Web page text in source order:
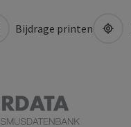
Bijdrage printen